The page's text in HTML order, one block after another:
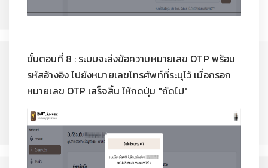
ขั้นตอนที่ 8 : ระบบจะส่งข้อความหมายเลข OTP พร้อม
รหัสอ้างอิง ไปยังหมายเลขโทรศัพท์ที่ระบุไว้ เมื่อกรอก
หมายเลข OTP เสร็จสิ้น ให้กดปุ่ม "ถัดไป"